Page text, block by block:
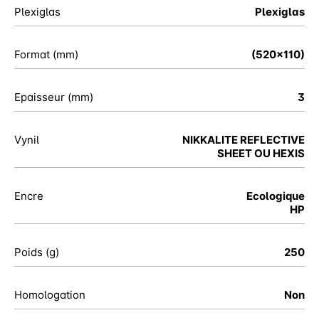
Plexiglas Plexiglas
Format (mm) (520x110)
Epaisseur (mm) 3
Vynil
NIKKALITE REFLECTIVE
SHEET OU HEXIS
Encre
Ecologique
HP
Poids (g) 250
Homologation Non